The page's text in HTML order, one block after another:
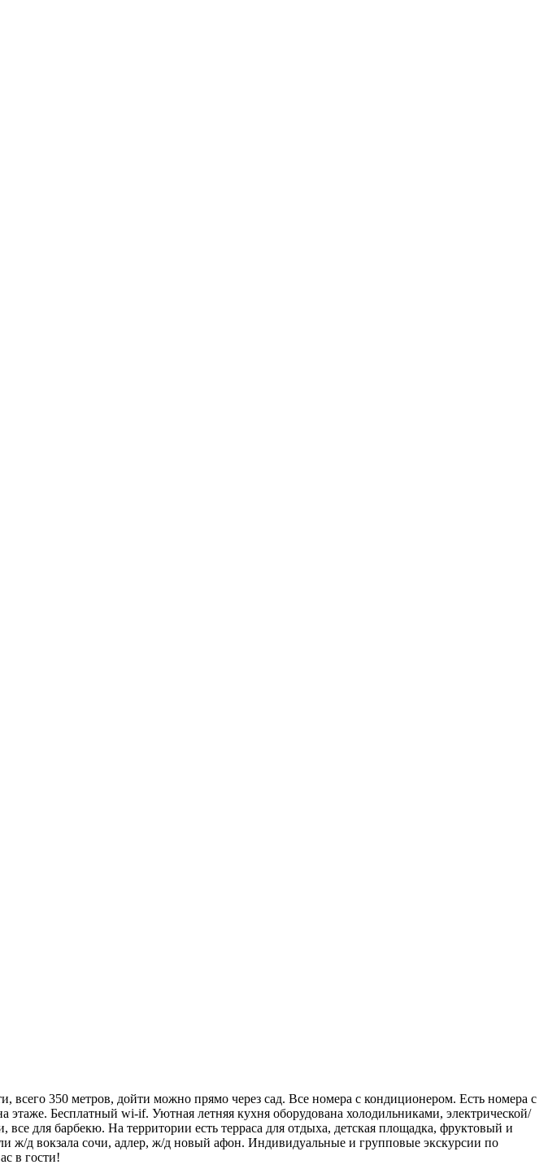
350 метров, дойти можно прямо через сад. Все номера с кондиционером. Есть номера с
Бесплатный wi-if. Уютная летняя кухня оборудована холодильниками, электрической/
для барбекю. На территории есть терраса для отдыха, детская площадка, фруктовый и
ж/д вокзала сочи, адлер, ж/д новый афон. Индивидуальные и групповые экскурсии по
в гости!